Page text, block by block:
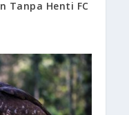
Tanpa Henti FC